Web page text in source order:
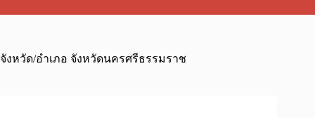
จังหวัด/อำเภอ จังหวัดนครศรีธรรมราช